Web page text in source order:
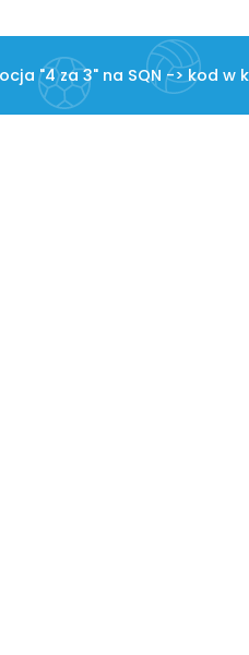
"4 za 3" na SQN -> kod w